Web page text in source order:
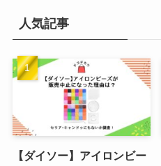
人気記事
【ダイソー】アイロンビー